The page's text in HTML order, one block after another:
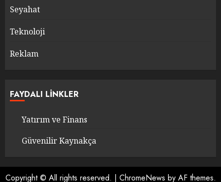
Seyahat
Teknoloji
Reklam
FAYDALI LINKLER
Yatırım ve Finans
Güvenilir Kaynakça
Copyright © All rights reserved. | ChromeNews by AF themes.